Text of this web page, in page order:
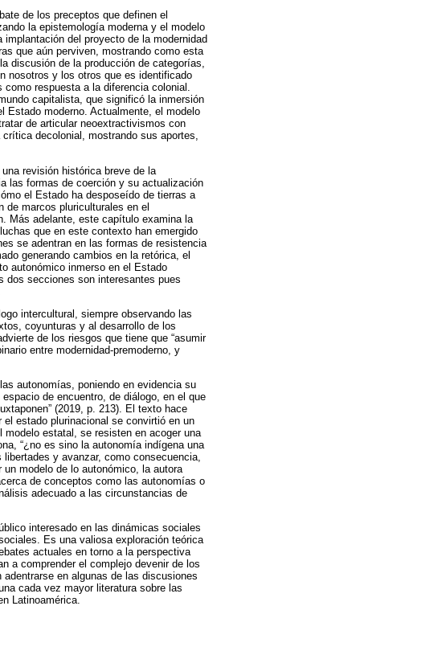
de los preceptos que definen el
la epistemología moderna y el modelo
del proyecto de la modernidad
que aún perviven, mostrando como esta
discusión de la producción de categorías,
nosotros y los otros que es identificado
respuesta a la diferencia colonial.
capitalista, que significó la inmersión
Estado moderno. Actualmente, el modelo
de articular neoextractivismos con
decolonial, mostrando sus aportes,
revisión histórica breve de la
las formas de coerción y su actualización
el Estado ha desposeído de tierras a
de marcos pluriculturales en el
Más adelante, este capítulo examina la
que en este contexto han emergido
se adentran en las formas de resistencia
generando cambios en la retórica, el
autonómico inmerso en el Estado
dos secciones son interesantes pues
intercultural, siempre observando las
coyunturas y al desarrollo de los
de los riesgos que tiene que “asumir
entre modernidad-premoderno, y
autonomías, poniendo en evidencia su
de encuentro, de diálogo, en el que
(2019, p. 213). El texto hace
estado plurinacional se convirtió en un
modelo estatal, se resisten en acoger una
“¿no es sino la autonomía indígena una
y avanzar, como consecuencia,
modelo de lo autonómico, la autora
de conceptos como las autonomías o
adecuado a las circunstancias de
interesado en las dinámicas sociales
Es una valiosa exploración teórica
actuales en torno a la perspectiva
a comprender el complejo devenir de los
en algunas de las discusiones
cada vez mayor literatura sobre las
Latinoamérica.